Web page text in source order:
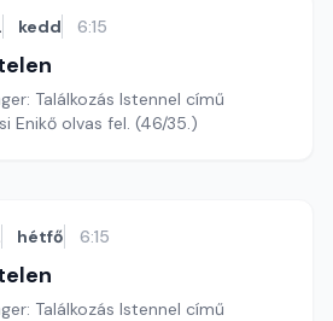
kedd 6:15
Találkozás Istennel című
Enikő olvas fel. (46/35.)
hétfő 6:15
Találkozás Istennel című